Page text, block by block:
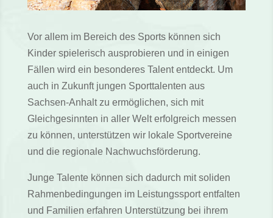
Vor allem im Bereich des Sports können sich
Kinder spielerisch ausprobieren und in einigen
Fällen wird ein besonderes Talent entdeckt. Um
auch in Zukunft jungen Sporttalenten aus
Sachsen-Anhalt zu ermöglichen, sich mit
Gleichgesinnten in aller Welt erfolgreich messen
zu können, unterstützen wir lokale Sportvereine
und die regionale Nachwuchsförderung.
Junge Talente können sich dadurch mit soliden
Rahmenbedingungen im Leistungssport entfalten
und Familien erfahren Unterstützung bei ihrem